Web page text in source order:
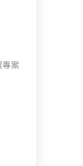
專案